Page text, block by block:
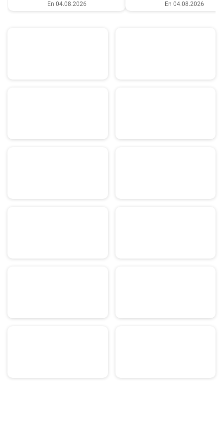
En 04.08.2026 En 04.08.2026